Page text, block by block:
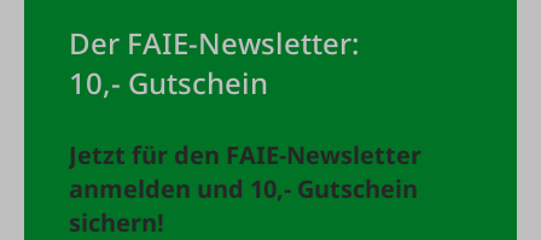
Der FAIE-Newsletter:
10,- Gutschein
Jetzt für den FAIE-Newsletter
anmelden und 10,- Gutschein
sichern!